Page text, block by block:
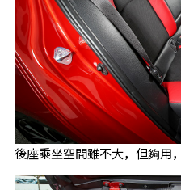
後座乘坐空間雖不大，但夠用